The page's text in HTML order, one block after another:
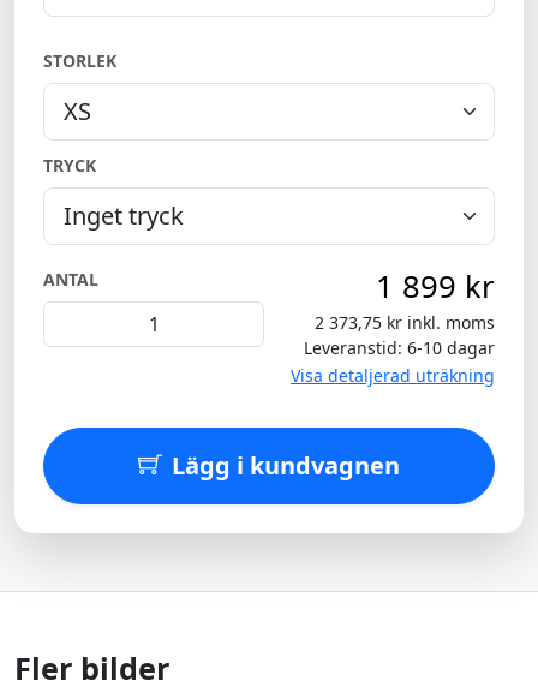
STORLEK
TRYCK
ANTAL 1 899 kr
2 373,75 kr inkl. moms
Leveranstid: 6-10 dagar
Visa detaljerad uträkning
Lägg i kundvagnen
Fler bilder